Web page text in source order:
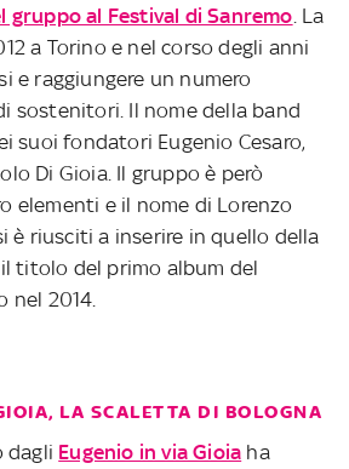
gruppo al Festival di Sanremo . La
a Torino e nel corso degli anni
e raggiungere un numero
sostenitori. Il nome della band
suoi fondatori Eugenio Cesaro,
Di Gioia. Il gruppo è però
elementi e il nome di Lorenzo
è riusciti a inserire in quello della
titolo del primo album del
nel 2014.
LA SCALETTA DI BOLOGNA
dagli Eugenio in via Gioia ha